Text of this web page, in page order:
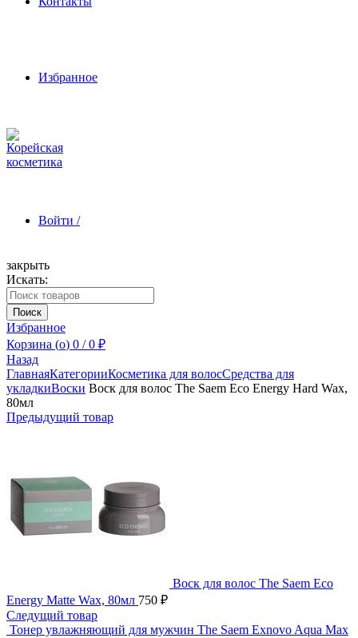
Избранное
Войти /
Зарегистрироваться
закрыть
Искать:
Поиск
Избранное
Корзина (o) 0 / 0 ₽
Назад
ГлавнаяКатегорииКосметика для волосСредства для
укладкиВоски Воск для волос The Saem Eco Energy Hard Wax,
80мл
Предыдущий товар
Воск для волос The Saem Eco
Energy Matte Wax, 80мл 750 ₽
Следущий товар
Тонер увлажняющий для мужчин The Saem Exnovo Aqua Max